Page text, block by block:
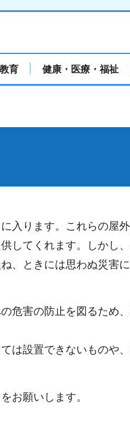
育 健康・医療・福祉
入ります。これらの屋
してくれます。しかし
、ときには思わぬ災害
危害の防止を図るため
は設置できないものや
お願いします。